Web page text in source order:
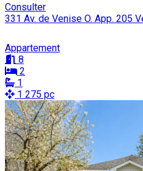
Consulter
331 Av. de Venise O. App. 205
Appartement
8
2
1
1 275 pc